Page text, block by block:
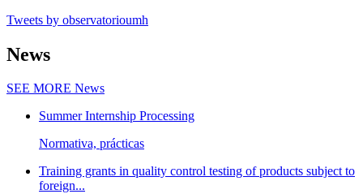
Tweets by observatorioumh
News
SEE MORE News
Summer Internship Processing
Normativa, prácticas
Training grants in quality control testing of products subject to
foreign...